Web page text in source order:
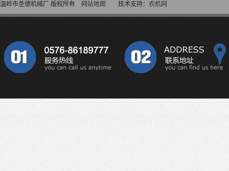
温岭市圣德机械厂 版权所有 网站地图 技术支持： 农机网